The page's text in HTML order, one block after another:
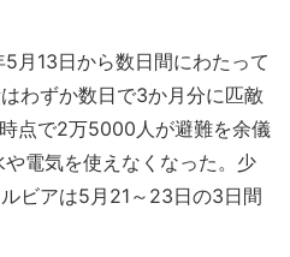
月13日から数日間にわたって
わずか数日で3か月分に匹敵
点で2万5000人が避難を余儀
電気を使えなくなった。少
ビアは5月21～23日の3日間